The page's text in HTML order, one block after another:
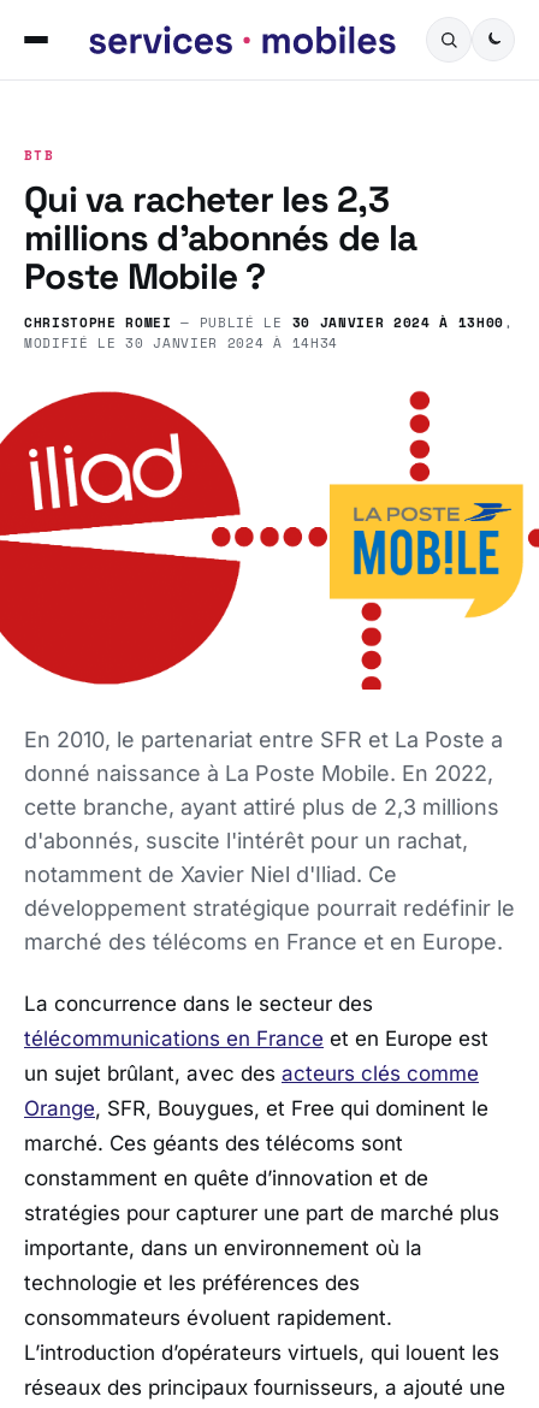
BTB
Qui va racheter les 2,3
millions d’abonnés de la
Poste Mobile ?
CHRISTOPHE ROMEI — PUBLIÉ LE 30 JANVIER 2024 À 13H00,
MODIFIÉ LE30 JANVIER 2024 À 14H34
En 2010, le partenariat entre SFR et La Poste a
donné naissance à La Poste Mobile. En 2022,
cette branche, ayant attiré plus de 2,3 millions
d'abonnés, suscite l'intérêt pour un rachat,
notamment de Xavier Niel d'Iliad. Ce
développement stratégique pourrait redéfinir le
marché des télécoms en France et en Europe.
La concurrence dans le secteur des
télécommunications en France et en Europe est
un sujet brûlant, avec des acteurs clés comme
Orange, SFR, Bouygues, et Free qui dominent le
marché. Ces géants des télécoms sont
constamment en quête d’innovation et de
stratégies pour capturer une part de marché plus
importante, dans un environnement où la
technologie et les préférences des
consommateurs évoluent rapidement.
L’introduction d’opérateurs virtuels, qui louent les
réseaux des principaux fournisseurs, a ajouté une